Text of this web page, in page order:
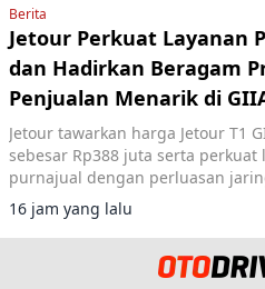
Berita
Jetour Perkuat Layanan
dan Hadirkan Beragam
Penjualan Menarik di
Jetour tawarkan harga Jetour T1
sebesar Rp388 juta serta perkuat
purnajual dengan perluasan
hingga 40 showroom di GIIAS 2026.
16 jam yang lalu